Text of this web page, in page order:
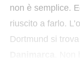
non è semplice.
riuscito a farlo.
Dortmund si